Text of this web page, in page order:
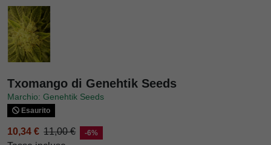
Txomango di Genehtik Seeds
Marchio: Genehtik Seeds
Esaurito
10,34 € 11,00 € -6%